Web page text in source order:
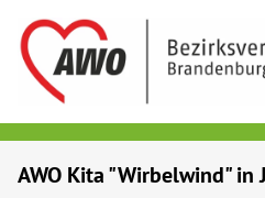
AWO Kita "Wirbelwind" in